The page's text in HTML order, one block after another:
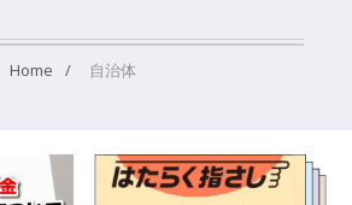
Home 自治体